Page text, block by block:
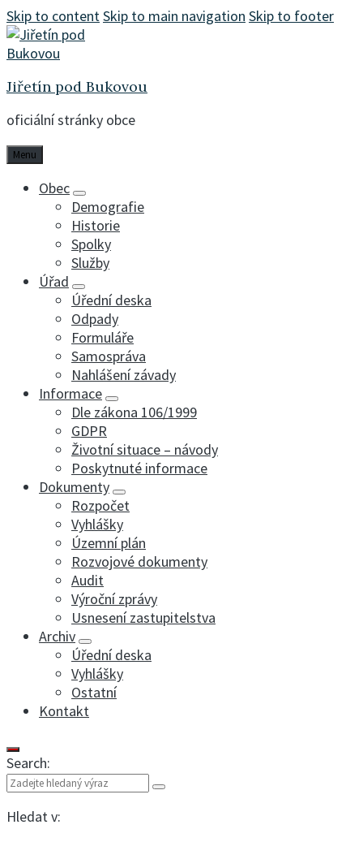
Skip to contentSkip to main navigation Skip to footer
Jiřetín pod Bukovou
oficiální stránky obce
Menu
Obec
Demografie
Historie
Spolky
Služby
Úřad
Úřední deska
Odpady
Formuláře
Samospráva
Nahlášení závady
Informace
Dle zákona 106/1999
GDPR
Životní situace – návody
Poskytnuté informace
Dokumenty
Rozpočet
Vyhlášky
Územní plán
Rozvojové dokumenty
Audit
Výroční zprávy
Usnesení zastupitelstva
Archiv
Úřední deska
Vyhlášky
Ostatní
Kontakt
Search:
Hledat v: